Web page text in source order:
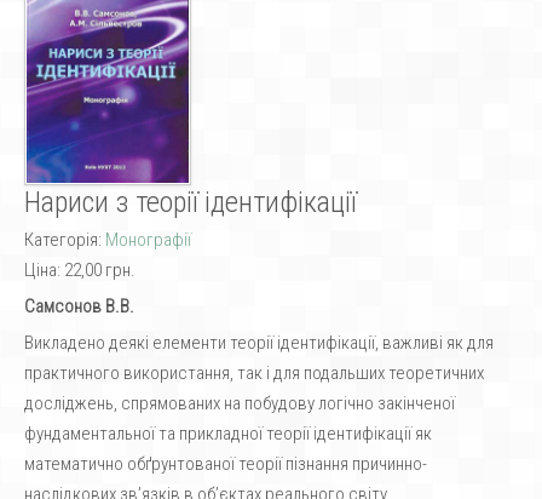
Нариси з теорії ідентифікації
Категорія: Монографії
Ціна: 22,00 грн.
Самсонов В.В.
Викладено деякі елементи теорії ідентифікації, важливі як для
практичного використання, так і для подальших теоретичних
досліджень, спрямованих на побудову логічно закінченої
фундаментальної та прикладної теорії ідентифікації як
математично обґрунтованої теорії пізнання причинно-
наслідкових зв’язків в об’єктах реального світу